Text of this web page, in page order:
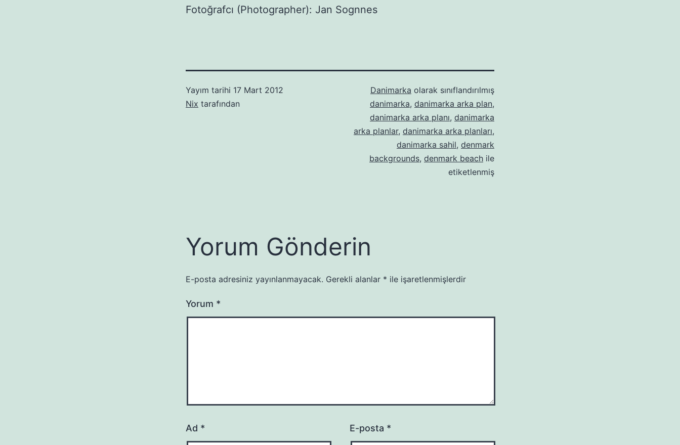
Fotoğrafcı (Photographer): Jan Sognnes
Yayım tarihi 17 Mart 2012
Nix tarafından
Danimarka olarak sınıflandırılmış
danimarka, danimarka arka plan,
danimarka arka planı, danimarka
arka planlar, danimarka arka planları,
danimarka sahil, denmark
backgrounds, denmark beach ile
etiketlenmiş
Yorum Gönderin
E-posta adresiniz yayınlanmayacak. Gerekli alanlar * ile işaretlenmişlerdir
Yorum *
Ad * E-posta *